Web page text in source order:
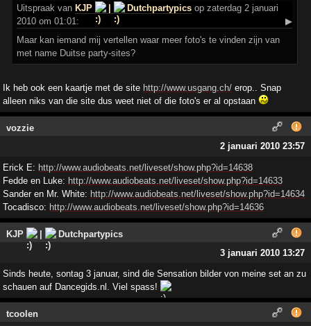
Uitspraak van KJP | Dutchpartypics op zaterdag 2 januari
2010 om 01:01:
▶
Maar kan iemand mij vertellen waar meer foto's te vinden zijn van
met name Duitse party-sites?
Ik heb ook een kaartje met de site http://www.usgang.ch/erop.. Snap
alleen niks van die site dus weet niet of die foto's er al opstaan
vozzie
2 januari 2010 23:57
Erick E: http://www.audiobeats.net/liveset/show.php?id=14638
Fedde en Luke: http://www.audiobeats.net/liveset/show.php?id=14633
Sander en Mr. White: http://www.audiobeats.net/liveset/show.php?id=14634
Tocadisco: http://www.audiobeats.net/liveset/show.php?id=14636
KJP |
Dutchpartypics
3 januari 2010 13:27
Sinds heute, sontag 3 januar, sind die Sensation bilder von meine set an zu
schauen auf Dancegids.nl. Viel spass!
tcoolen